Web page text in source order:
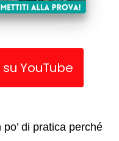
YouTube
di pratica perché